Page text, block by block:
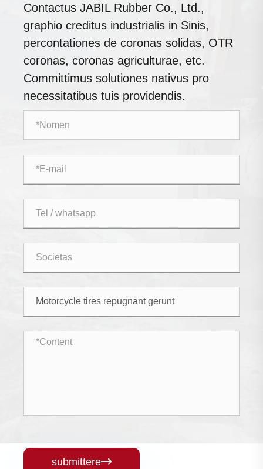
Contactus JABIL Rubber Co., Ltd.,
graphio creditus industrialis in Sinis,
percontationes de coronas solidas, OTR
coronas, coronas agriculturae, etc.
Committimus solutiones nativus pro
necessitatibus tuis providendis.
submittere